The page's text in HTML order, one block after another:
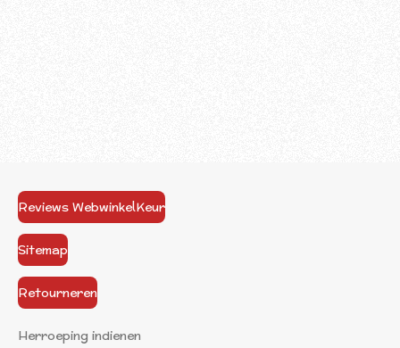
Reviews WebwinkelKeur
Sitemap
Retourneren
Herroeping indienen